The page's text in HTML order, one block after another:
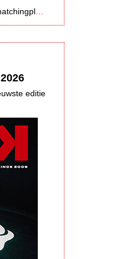
RefugeeWork lanceert vernieuwd matchingplatform voor nieuwkomers en werkgevers
editie